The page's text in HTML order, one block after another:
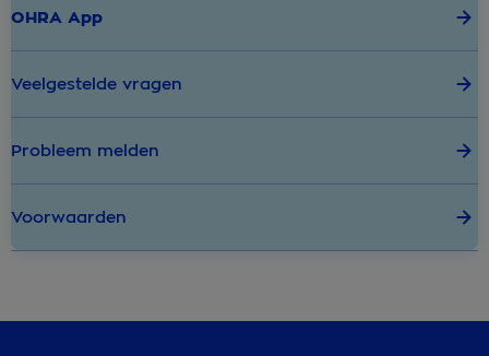
OHRA App
Veelgestelde vragen
Probleem melden
Voorwaarden